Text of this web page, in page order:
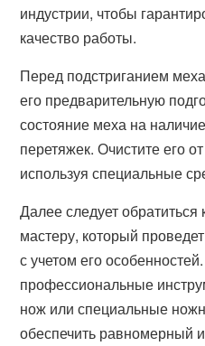
индустрии, чтобы
качество работы.
Перед подстриганием
его предварительную
состояние меха на
перетяжек. Очистите его
используя специальные
Далее следует
мастеру, который
с учетом его
профессиональные
нож или специальные
обеспечить равномерный